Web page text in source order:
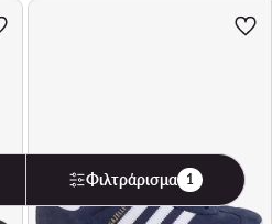
Φιλτράρισμα 1